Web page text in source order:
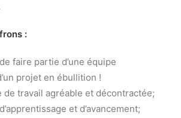
:
faire partie d’une équipe
projet en ébullition !
de travail agréable et décontractée;
et d’avancement;